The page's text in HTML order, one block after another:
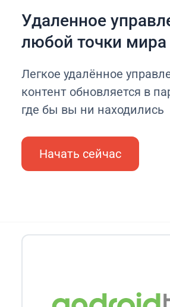
Удаленное
любой точки мира
Легкое удалённое
контент обновляется в
где бы вы ни находились
Начать сейчас